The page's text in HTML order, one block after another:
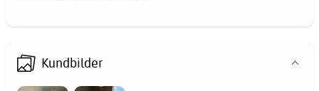
Kundbilder